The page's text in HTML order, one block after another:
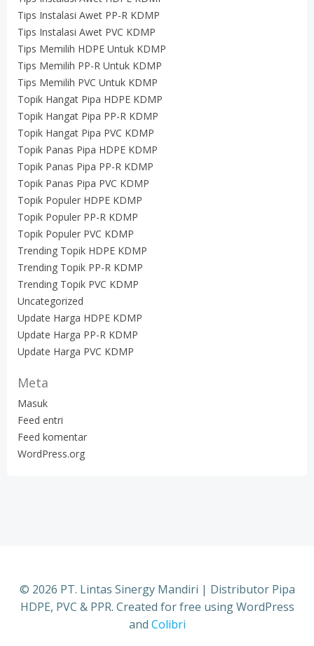
Tips Instalasi Awet PP-R KDMP
Tips Instalasi Awet PVC KDMP
Tips Memilih HDPE Untuk KDMP
Tips Memilih PP-R Untuk KDMP
Tips Memilih PVC Untuk KDMP
Topik Hangat Pipa HDPE KDMP
Topik Hangat Pipa PP-R KDMP
Topik Hangat Pipa PVC KDMP
Topik Panas Pipa HDPE KDMP
Topik Panas Pipa PP-R KDMP
Topik Panas Pipa PVC KDMP
Topik Populer HDPE KDMP
Topik Populer PP-R KDMP
Topik Populer PVC KDMP
Trending Topik HDPE KDMP
Trending Topik PP-R KDMP
Trending Topik PVC KDMP
Uncategorized
Update Harga HDPE KDMP
Update Harga PP-R KDMP
Update Harga PVC KDMP
Meta
Masuk
Feed entri
Feed komentar
WordPress.org
© 2026 PT. Lintas Sinergy Mandiri | Distributor Pipa
HDPE, PVC & PPR. Created for free using WordPress
and Colibri